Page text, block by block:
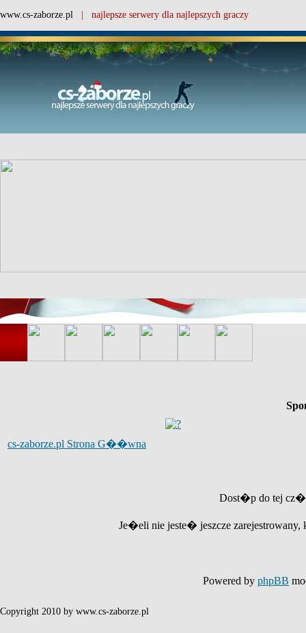
www.cs-zaborze.pl | najlepsze serwery dla najlepszych graczy
cs-zaborze.pl Strona G��wna
Dost�p do tej
Je�eli nie jeste� jeszcze
Powered by phpBB
Copyright 2010 by www.cs-zaborze.pl